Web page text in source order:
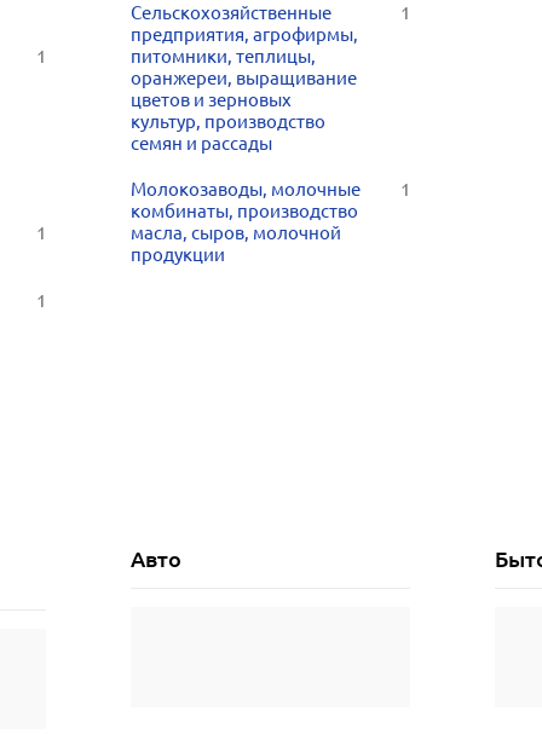
1
1
1
Сельскохозяйственные
предприятия, агрофирмы,
питомники, теплицы,
оранжереи, выращивание
цветов и зерновых
культур, производство
семян и рассады
1
Молокозаводы, молочные
комбинаты, производство
масла, сыров, молочной
продукции
1
Авто